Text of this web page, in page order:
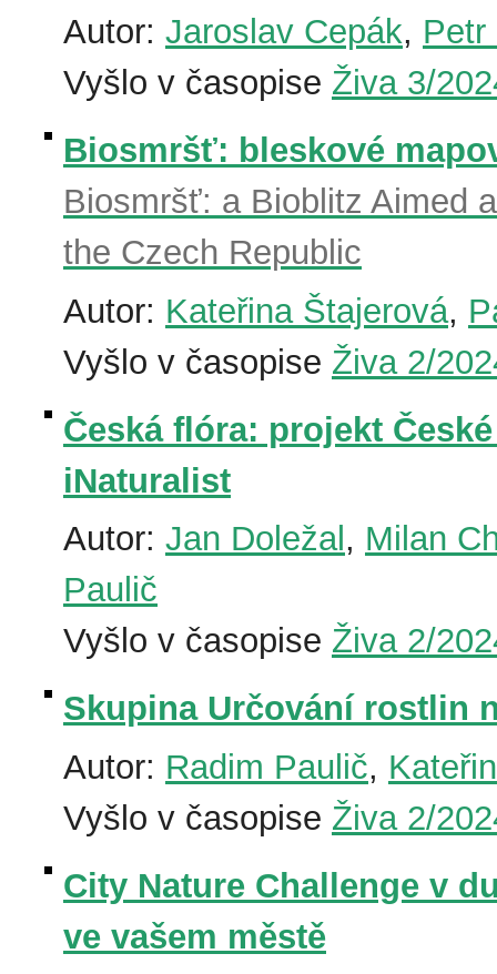
Autor: Jaroslav Cepák, Petr
Vyšlo v časopise Živa 3/
Biosmršť: bleskové
Biosmršť: a Bioblitz Aimed
the Czech Republic
Autor: Kateřina Štajerová,
Vyšlo v časopise Živa 2/
Česká flóra: projekt
iNaturalist
Autor: Jan Doležal , Milan
Paulič
Vyšlo v časopise Živa 2/
Skupina Určování rostlin
Autor: Radim Paulič,
Vyšlo v časopise Živa 2/
City Nature Challenge v
ve vašem městě